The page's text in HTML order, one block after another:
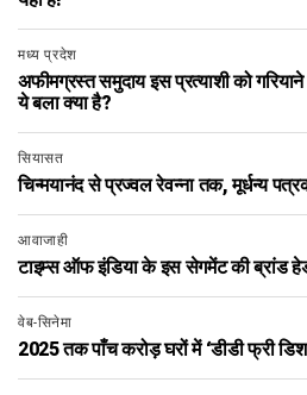
मध्य प्रदेश
अफीमग्रस्त समुदाय इस प्रत्याशी को
ये बला क्या है?
सियासत
चिन्मयानंद से प्रज्वल रेवन्ना तक, मूर्धन्य
आवाजाही
टाइम्स ऑफ इंडिया के इस सेगमेंट की ब्रांड
वेब-सिनेमा
2025 तक पाँच करोड़ घरों में ‘डीडी फ्री